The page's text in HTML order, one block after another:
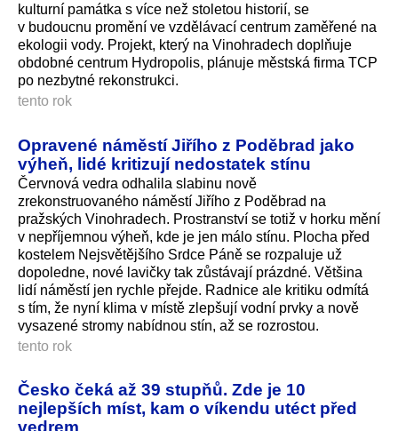
kulturní památka s více než stoletou historií, se
v budoucnu promění ve vzdělávací centrum zaměřené na
ekologii vody. Projekt, který na Vinohradech doplňuje
obdobné centrum Hydropolis, plánuje městská firma TCP
po nezbytné rekonstrukci.
tento rok
Opravené náměstí Jiřího z Poděbrad jako
výheň, lidé kritizují nedostatek stínu
Červnová vedra odhalila slabinu nově
zrekonstruovaného náměstí Jiřího z Poděbrad na
pražských Vinohradech. Prostranství se totiž v horku mění
v nepříjemnou výheň, kde je jen málo stínu. Plocha před
kostelem Nejsvětějšího Srdce Páně se rozpaluje už
dopoledne, nové lavičky tak zůstávají prázdné. Většina
lidí náměstí jen rychle přejde. Radnice ale kritiku odmítá
s tím, že nyní klima v místě zlepšují vodní prvky a nově
vysazené stromy nabídnou stín, až se rozrostou.
tento rok
Česko čeká až 39 stupňů. Zde je 10
nejlepších míst, kam o víkendu utéct před
vedrem